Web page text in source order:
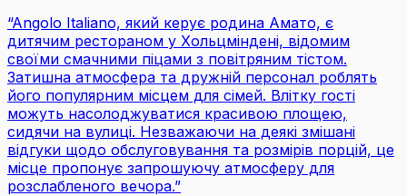
“Angolo Italiano, який керує родина Амато, є
дитячим рестораном у Хольцміндені, відомим
своїми смачними піцами з повітряним тістом.
Затишна атмосфера та дружній персонал роблять
його популярним місцем для сімей. Влітку гості
можуть насолоджуватися красивою площею,
сидячи на вулиці. Незважаючи на деякі змішані
відгуки щодо обслуговування та розмірів порцій, це
місце пропонує запрошуючу атмосферу для
розслабленого вечора.”